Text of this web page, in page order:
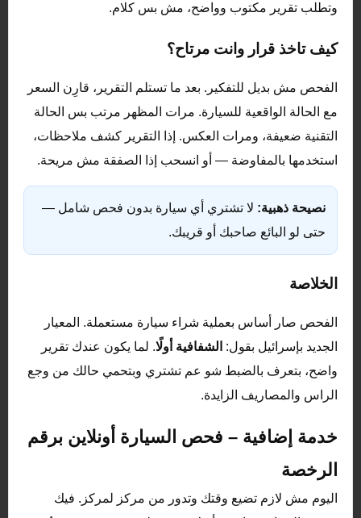
وتطلب تقرير مكتوب وواضح، مش بس كلام.
كيف تاخذ قرار وانت مرتاح؟
الفحص مش بديل للتفكير. بعد ما تستلم التقرير، قارِن السعر
مع الحالة الواقعية للسيارة. مرات المظهر مرتب بس الحالة
التقنية ضعيفة، ومرات العكس. إذا التقرير كشف ملاحظات،
استخدمها بالمفاوضة — أو انسحب إذا الصفقة مش مريحة.
نصيحة ذهبية: لا تشتري أي سيارة بدون فحص شامل —
حتى لو البائع صاحبك أو قريبك.
الخلاصة
الفحص صار أساس بعملية شراء سيارة مستعملة. المعيار
الجديد بإسرائيل بقول: الشفافية أولًا. لما يكون عندك تقرير
واضح، بتعرف بالضبط شو عم تشتري وبتحمي حالك من وجع
الراس والمصاريف الزايدة.
خدمة إضافية – فحص السيارة أونلاين برقم
الرخصة
اليوم مش لازم تضيع وقتك وتدور من مركز لمركز. فيك